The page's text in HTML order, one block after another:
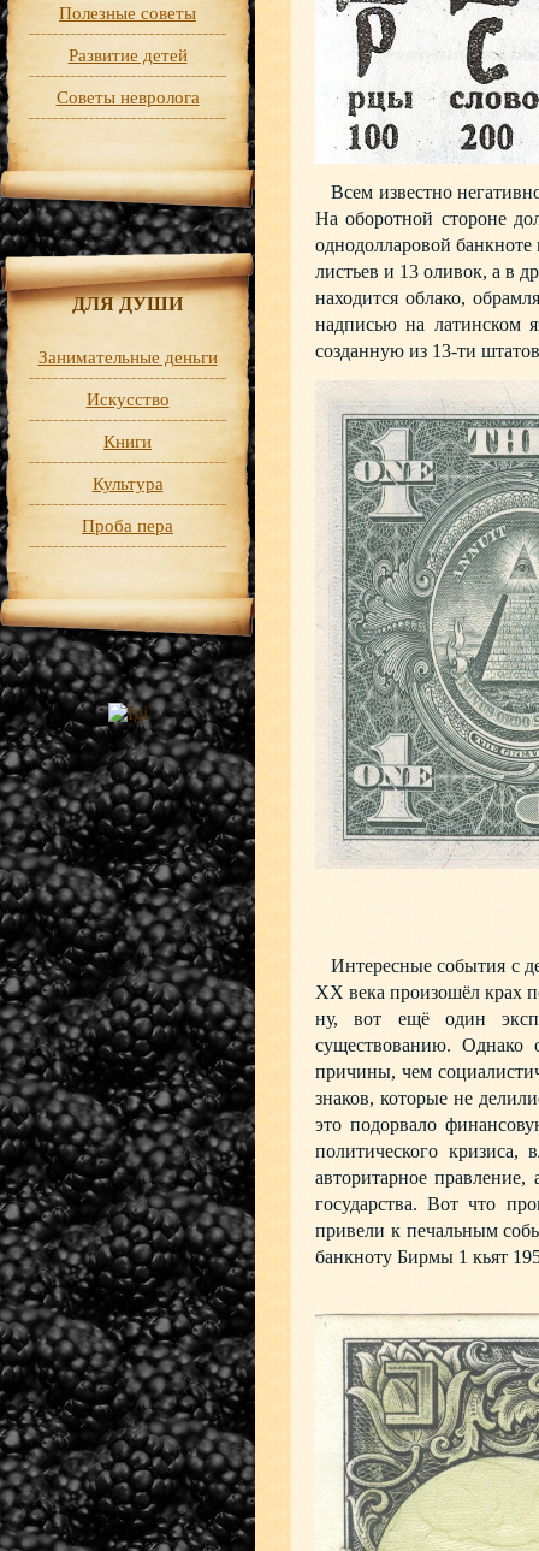
Полезные советы
Развитие детей
Советы невролога
ДЛЯ ДУШИ
Занимательные деньги
Искусство
Книги
Культура
Проба пера
Всем известно
На оборотной стороне
однодолларовой
листьев и 13 оливок, а в
находится облако,
надписью на латинском
созданную из 13-ти
Интересные события с
ХХ века произошёл крах
ну, вот ещё один
существованию. Однако
причины, чем
знаков, которые не
это подорвало
политического
авторитарное правление,
государства. Вот что
привели к печальным
банкноту Бирмы 1 кьят